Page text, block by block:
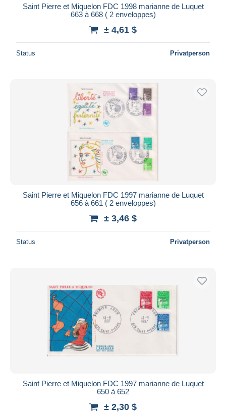
Saint Pierre et Miquelon FDC 1998 marianne de Luquet
663 à 668 ( 2 enveloppes)
± 4,61 $
Status Privatperson
Saint Pierre et Miquelon FDC 1997 marianne de Luquet
656 à 661 ( 2 enveloppes)
± 3,46 $
Status Privatperson
Saint Pierre et Miquelon FDC 1997 marianne de Luquet
650 à 652
± 2,30 $